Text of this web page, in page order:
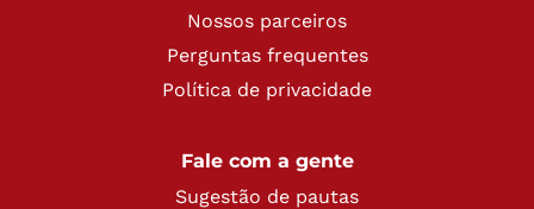
Nossos parceiros
Perguntas frequentes
Política de privacidade
Fale com a gente
Sugestão de pautas